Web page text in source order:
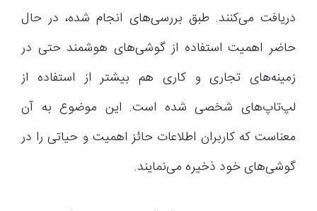
دریافت می‌کنند. طبق بررسی‌های انجام شده، در حال
حاضر اهمیت استفاده از گوشی‌های هوشمند حتی در
زمینه‌های تجاری و کاری هم بیشتر از استفاده از
لپ‌تاپ‌های شخصی شده است. این موضوع به آن
معناست که کاربران اطلاعات حائز اهمیت و حیاتی را در
گوشی‌های خود ذخیره می‌نمایند.